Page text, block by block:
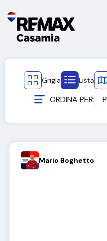
Grigla Lista
ORDINA PER:
Mario Boghetto